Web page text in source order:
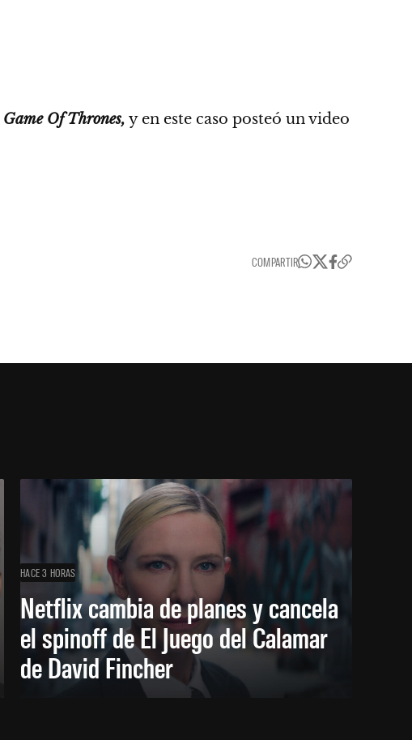
Game Of Thrones, y en este caso posteó un video
COMPARTIR
HACE 3 HORAS
Netflix cambia de planes y cancela
el spinoff de El Juego del Calamar
de David Fincher